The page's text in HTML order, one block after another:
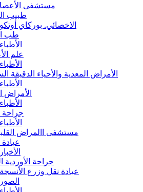
مستشفى
طبيب
الاخصائي. بوركاي أوتكو
طب
الأطباء
علم
الأطباء
الأمراض المعدية والأحياء الدقيقة
الأطباء
الأمراض
الأطباء
جراحة
الأطباء
مستشفى االمراض
عيادة
الأخبار
جراحة الأوردية
عيادة نقل وزرع الأنسجة
الصور